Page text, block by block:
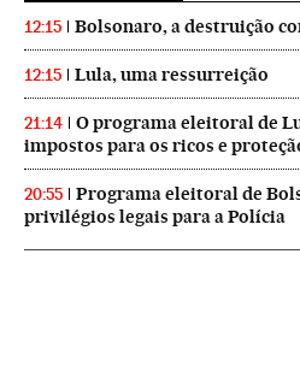
12:15 Bolsonaro, a destruição
12:15 Lula, uma ressurreição
21:14
O programa eleitoral de
impostos para os ricos e
20:55
Programa eleitoral de
privilégios legais para a Polícia